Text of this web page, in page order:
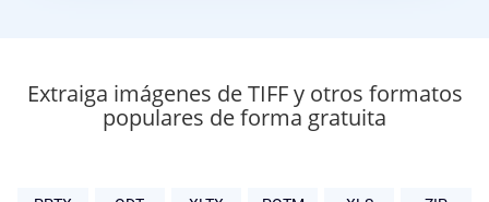
Extraiga imágenes de TIFF y otros formatos
populares de forma gratuita